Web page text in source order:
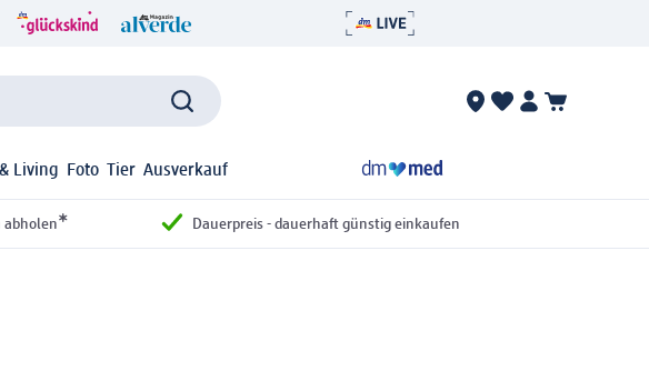
Living Foto Tier Ausverkauf
abholen* Dauerpreis - dauerhaft günstig einkaufen